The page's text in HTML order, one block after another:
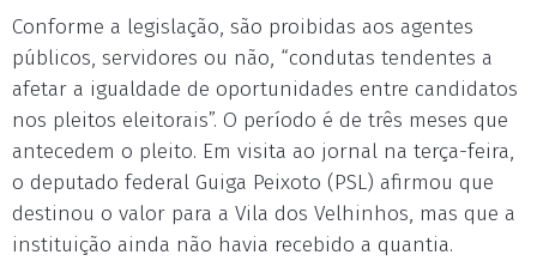
Conforme a legislação, são proibidas aos agentes
públicos, servidores ou não, “condutas tendentes a
afetar a igualdade de oportunidades entre candidatos
nos pleitos eleitorais”. O período é de três meses que
antecedem o pleito. Em visita ao jornal na terça-feira,
o deputado federal Guiga Peixoto (PSL) afirmou que
destinou o valor para a Vila dos Velhinhos, mas que a
instituição ainda não havia recebido a quantia.